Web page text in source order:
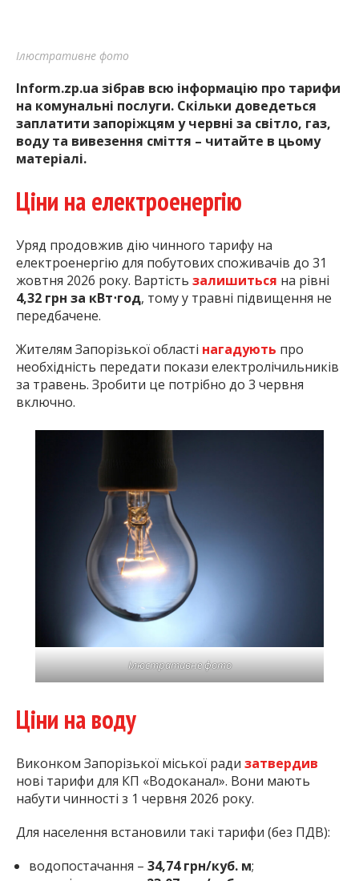
Ілюстративне фото
Inform.zp.ua зібрав всю інформацію про тарифи
на комунальні послуги. Скільки доведеться
заплатити запоріжцям у червні за світло, газ,
воду та вивезення сміття – читайте в цьому
матеріалі.
Ціни на електроенергію
Уряд продовжив дію чинного тарифу на
електроенергію для побутових споживачів до 31
жовтня 2026 року. Вартість залишиться на рівні
4,32 грн за кВт⋅год, тому у травні підвищення не
передбачене.
Жителям Запорізької області нагадують про
необхідність передати покази електролічильників
за травень. Зробити це потрібно до 3 червня
включно.
Ілюстративне фото
Ціни на воду
Виконком Запорізької міської ради затвердив
нові тарифи для КП «Водоканал». Вони мають
набути чинності з 1 червня 2026 року.
Для населення встановили такі тарифи (без ПДВ):
водопостачання – 34,74 грн/куб. м;